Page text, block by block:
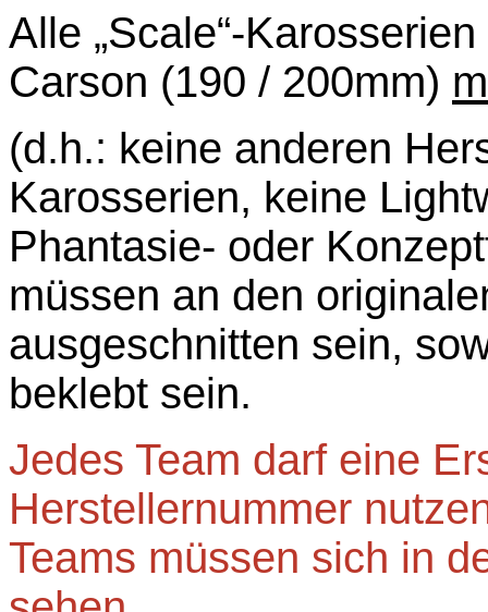
Alle „Scale“-
Carson (190 / 200mm)
(d.h.: keine anderen
Karosserien, keine
Phantasie- oder
müssen an den
ausgeschnitten sein,
beklebt sein.
Jedes Team darf eine
Herstellernummer
Teams müssen sich in